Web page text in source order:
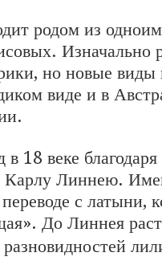
родом из
Изначально
но новые виды
виде и в
18 веке
Карлу Линнею.
с латыни,
До Линнея